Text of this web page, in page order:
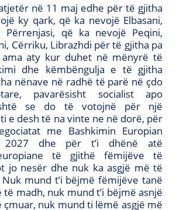
në 11 maj edhe për të gjitha
ky qark, që ka nevojë Elbasani,
që ka nevojë Peqini,
Cërriku, Librazhdi për të gjitha pa
aty kur duhet në mënyrë të
dhe këmbëngulja e të gjitha
nënave në radhë të parë në çdo
pavarësisht socialist apo
se do të votojnë për një
e desh të na vinte ne në dorë, për
me Bashkimin Europian
2027 dhe për t’i dhënë atë
të gjithë fëmijëve të
jo nesër dhe nuk ka asgjë më të
mund t’i bëjmë fëmijëve tanë
madh, nuk mund t’i bëjmë asnjë
nuk mund ti lëmë asgjë më